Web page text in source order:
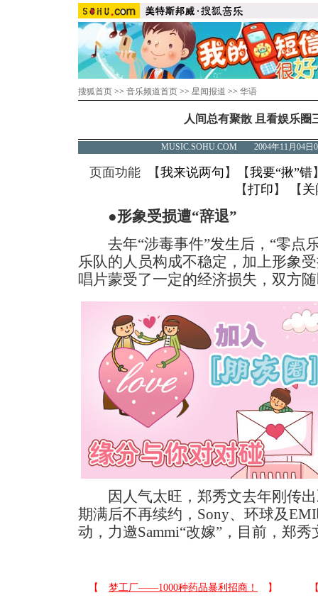
搜狐首页 >> 音乐频道首页 >> 星闻报道 >> 华语
人间总有聚散 且看娱乐圈
MUSIC.SOHU.COM 2004年11月04
页面功能 【我来说两句 】【我要“揪”错
【打印 】 【 关
●形象受损遭“辞退”
去年“涉毒事件”发生后，“零点
乐队的人员构成不稳定，加上形象
唱片蒙受了一定的经济损失，双方
因人气太旺，郑秀文去年刚传出
期满后不再续约，Sony、环球及
动，力邀Sammi“改嫁”，目前，郑